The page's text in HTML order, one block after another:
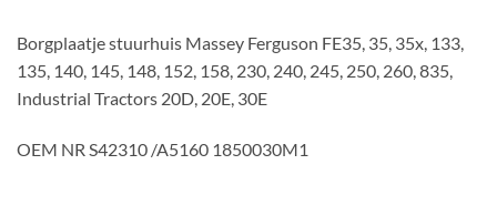
Borgplaatje stuurhuis Massey Ferguson FE35, 35, 35x, 133,
135, 140, 145, 148, 152, 158, 230, 240, 245, 250, 260, 835,
Industrial Tractors 20D, 20E, 30E
OEM NR S42310 /A5160 1850030M1